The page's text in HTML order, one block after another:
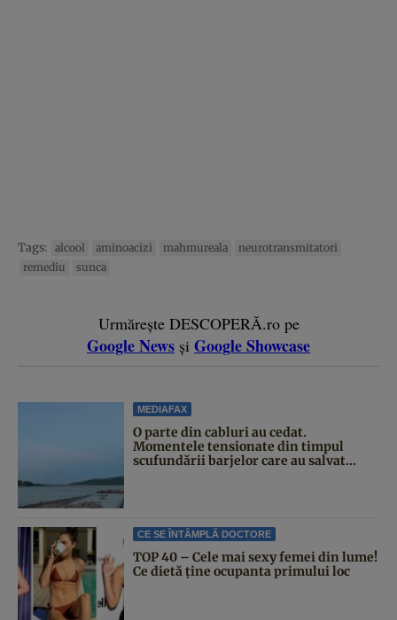
Tags: alcool aminoacizi mahmureala
neurotransmitatori
remediu
sunca
Urmărește DESCOPERĂ.ro pe
Google News și Google Showcase
MEDIAFAX
O parte din cabluri au cedat.
Momentele tensionate din timpul
scufundării barjelor care au salvat...
CE SE ÎNTÂMPLĂ DOCTORE
TOP 40 – Cele mai sexy femei din lume!
Ce dietă ține ocupanta primului loc